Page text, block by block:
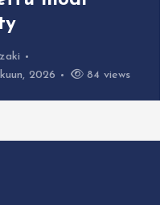
2026
84 views